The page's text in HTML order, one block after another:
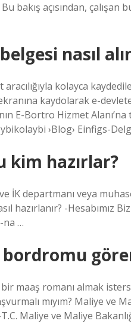
bakış açısından,
nasıl
kolayca
kaydolarak e-
E-Bortro Hizmet
›Blog› Einfigs-
kim hazırlar?
İK departmanı veya
hazırlanır? -Hesabımız
na …
bordromu
maaş romanı almak
mıyım? Maliye ve
Maliye ve Maliye